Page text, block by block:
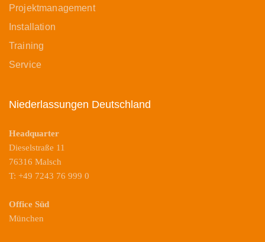
Projektmanagement
Installation
Training
Service
Niederlassungen Deutschland
Headquarter
Dieselstraße 11
76316 Malsch
T: +49 7243 76 999 0
Office Süd
München